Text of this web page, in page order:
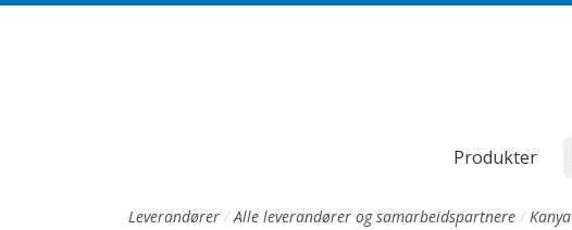
Till sidans huvudinnehåll
Produkter
Leverandører Alle leverandører og samarbeidspartnere Kanya